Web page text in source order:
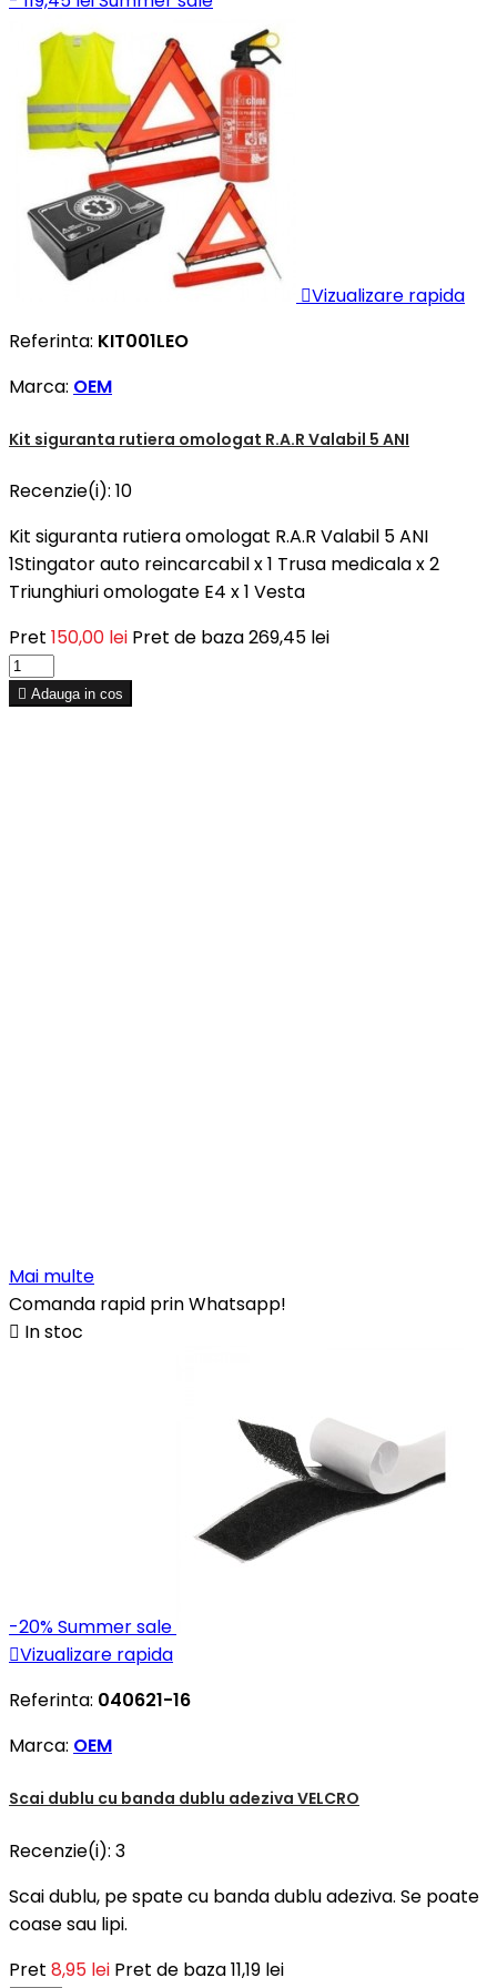
Vizualizare rapida
Referinta: KIT001LEO
Marca: OEM
Kit siguranta rutiera omologat R.A.R Valabil 5 ANI
Recenzie(i): 10
Kit siguranta rutiera omologat R.A.R Valabil 5 ANI
1Stingator auto reincarcabil x 1 Trusa medicala x 2
Triunghiuri omologate E4 x 1 Vesta
Pret 150,00 lei Pret de baza269,45 lei
 Adauga in cos
Mai multe
Comanda rapid prin Whatsapp!
 In stoc
-20%Summer sale
Vizualizare rapida
Referinta: 040621-16
Marca: OEM
Scai dublu cu banda dublu adeziva VELCRO
Recenzie(i): 3
Scai dublu, pe spate cu banda dublu adeziva. Se poate
coase sau lipi.
Pret 8,95 lei Pret de baza11,19 lei